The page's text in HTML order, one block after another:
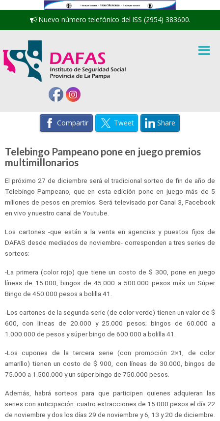
Nuevo número telefónico del ISS (2954) 383600.
Compartir Tweet Share
Telebingo Pampeano pone en juego premios
multimillonarios
El próximo 27 de diciembre será el tradicional sorteo de fin de año de
Telebingo Pampeano, que en esta edición pone en juego más de 5
millones de pesos en premios. Será televisado por Canal 3, Facebook
en vivo y nuestro canal de Youtube.
Los cartones -que están a la venta en agencias y puestos fijos de
DAFAS desde mediados de noviembre- corresponden a tres series de
sorteos:
-La primera (color rojo) que tiene un costo de $ 300, pone en juego
líneas de 15.000, bingos de 45.000 a 500.000 pesos más un Súper
Bingo de 450.000 pesos a bolilla 41.
-Los cartones de la segunda serie (de color verde) tienen un valor de $
600, con líneas de 20.000 y 25.000 pesos; bingos de 60.000 a
1.000.000 de pesos y súper bingo de 600.000 a bolilla 41.
-Los cupones de la tercera serie (con promoción 2×1, de color
amarillo) tienen un costo de $ 900, con líneas de 30.000, bingos de
75.000 a 1.500.000 y un súper bingo de 750.000 pesos.
Además, habrá sorteos para que participen quienes adquieran las
series con anticipación: cuatro extracciones de 15.000 pesos el día 22
de noviembre y dos los días 29 de noviembre y 6, 13 y 20 de diciembre.